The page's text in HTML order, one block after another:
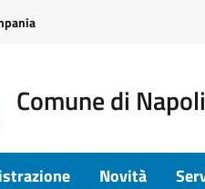
Comune di Napoli
Novità